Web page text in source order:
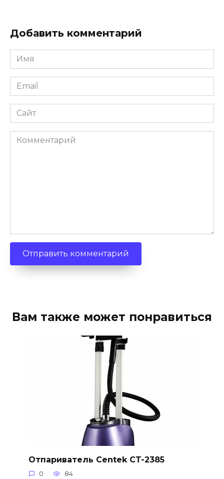
Добавить комментарий
Имя
Email
Сайт
Комментарий
Вам также может понравиться
Отпариватель Centek CT-2385
0 84